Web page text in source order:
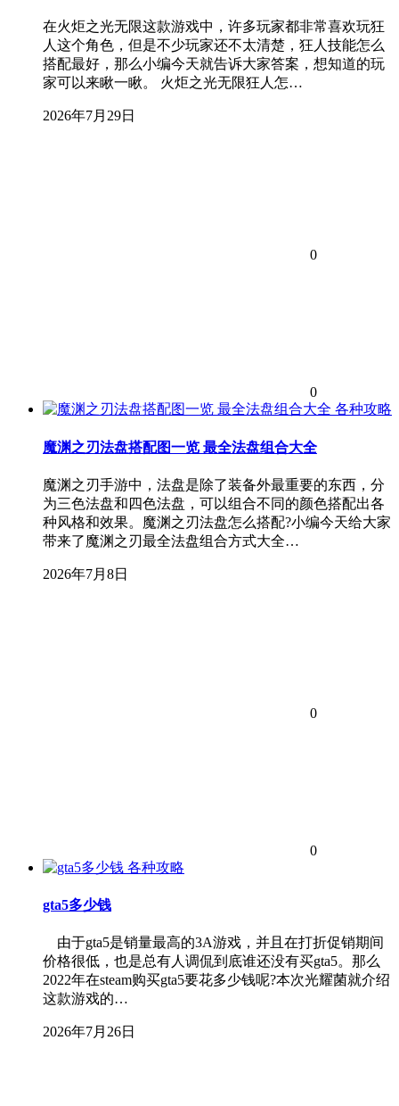
在火炬之光无限这款游戏中，许多玩家都非常喜欢玩狂
人这个角色，但是不少玩家还不太清楚，狂人技能怎么
搭配最好，那么小编今天就告诉大家答案，想知道的玩
家可以来瞅一瞅。 火炬之光无限狂人怎…
2026年7月29日
0
0
各种攻略
魔渊之刃法盘搭配图一览 最全法盘组合大全
魔渊之刃手游中，法盘是除了装备外最重要的东西，分
为三色法盘和四色法盘，可以组合不同的颜色搭配出各
种风格和效果。魔渊之刃法盘怎么搭配?小编今天给大家
带来了魔渊之刃最全法盘组合方式大全…
2026年7月8日
0
0
各种攻略
gta5多少钱
由于gta5是销量最高的3A游戏，并且在打折促销期间
价格很低，也是总有人调侃到底谁还没有买gta5。那么
2022年在steam购买gta5要花多少钱呢?本次光耀菌就介绍
这款游戏的…
2026年7月26日